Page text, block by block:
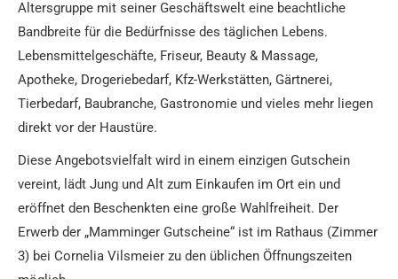
Altersgruppe mit seiner Geschäftswelt eine beachtliche
Bandbreite für die Bedürfnisse des täglichen Lebens.
Lebensmittelgeschäfte, Friseur, Beauty & Massage,
Apotheke, Drogeriebedarf, Kfz-Werkstätten, Gärtnerei,
Tierbedarf, Baubranche, Gastronomie und vieles mehr liegen
direkt vor der Haustüre.
Diese Angebotsvielfalt wird in einem einzigen Gutschein
vereint, lädt Jung und Alt zum Einkaufen im Ort ein und
eröffnet den Beschenkten eine große Wahlfreiheit. Der
Erwerb der „Mamminger Gutscheine“ ist im Rathaus (Zimmer
3) bei Cornelia Vilsmeier zu den üblichen Öffnungszeiten